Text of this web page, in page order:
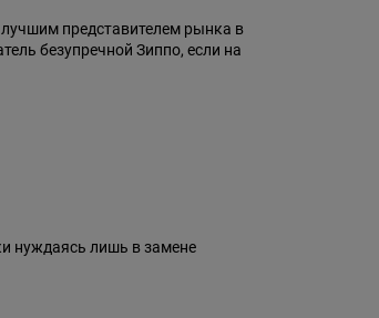
лучшим представителем рынка в
безупречной Зиппо, если на
нуждаясь лишь в замене